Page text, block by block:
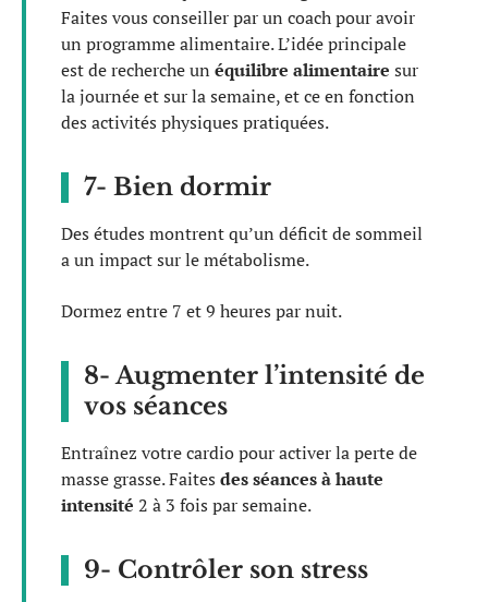
Faites vous conseiller par un coach pour avoir
un programme alimentaire. L’idée principale
est de recherche un équilibre alimentaire sur
la journée et sur la semaine, et ce en fonction
des activités physiques pratiquées.
7- Bien dormir
Des études montrent qu’un déficit de sommeil
a un impact sur le métabolisme.
Dormez entre 7 et 9 heures par nuit.
8- Augmenter l’intensité de
vos séances
Entraînez votre cardio pour activer la perte de
masse grasse. Faites des séances à haute
intensité 2 à 3 fois par semaine.
9- Contrôler son stress